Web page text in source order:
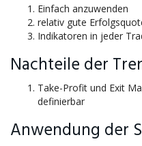
Einfach anzuwenden
relativ gute
Indikatoren in jeder
Nachteile der
Take-Profit und Exit
definierbar
Anwendung der